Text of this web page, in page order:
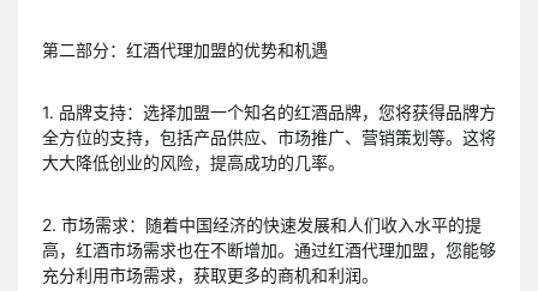
第二部分：红酒代理加盟的优势和机遇
1. 品牌支持：选择加盟一个知名的红酒品牌，您将获得品牌方
全方位的支持，包括产品供应、市场推广、营销策划等。这将
大大降低创业的风险，提高成功的几率。
2. 市场需求：随着中国经济的快速发展和人们收入水平的提
高，红酒市场需求也在不断增加。通过红酒代理加盟，您能够
充分利用市场需求，获取更多的商机和利润。